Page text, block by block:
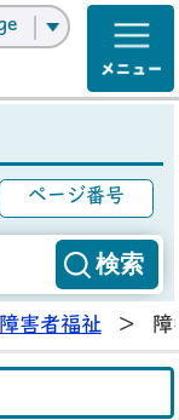
ページ番号
障害者福祉 >